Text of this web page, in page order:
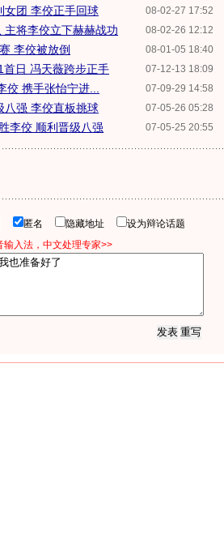
08-02-27 17:52
女团 李佼正手回球
08-02-26 12:12
将李佼立下赫赫战功
08-01-05 18:40
李佼被放倒
07-12-13 18:09
日 冯天薇跨步正手
07-09-29 14:58
携手张怡宁进...
07-05-26 05:28
八强 李佼直板挑球
07-05-25 20:55
李佼 顺利晋级八强
匿名 隐藏地址
设为辩论话题
输入法，中文处理专家>>